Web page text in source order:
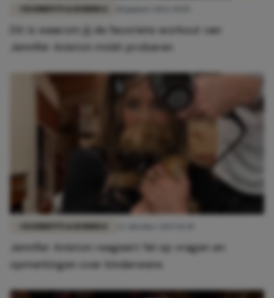
Dit is waarom jij de favoriete workout van
Jennifer Aniston móét proberen
Jennifer Aniston reageert fel op vragen en
opmerkingen over kinderwens